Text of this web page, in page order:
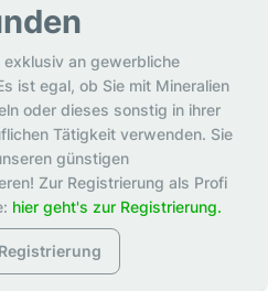
an gewerbliche
ist egal, ob Sie mit Mineralien
oder dieses sonstig in ihrer
Tätigkeit verwenden. Sie
günstigen
Zur Registrierung als Profi
hier geht's zur Registrierung.